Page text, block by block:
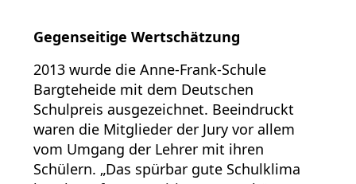
Gegenseitige Wertschätzung
2013 wurde die Anne-Frank-Schule
Bargteheide mit dem Deutschen
Schulpreis ausgezeichnet. Beeindruckt
waren die Mitglieder der Jury vor allem
vom Umgang der Lehrer mit ihren
Schülern. „Das spürbar gute Schulklima